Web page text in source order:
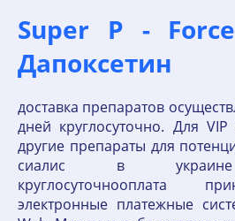
Super P -
Дапоксетин
доставка препаратов
дней круглосуточно. Для
другие препараты для
сиалис в украине
круглосуточнооплата
электронные платежные